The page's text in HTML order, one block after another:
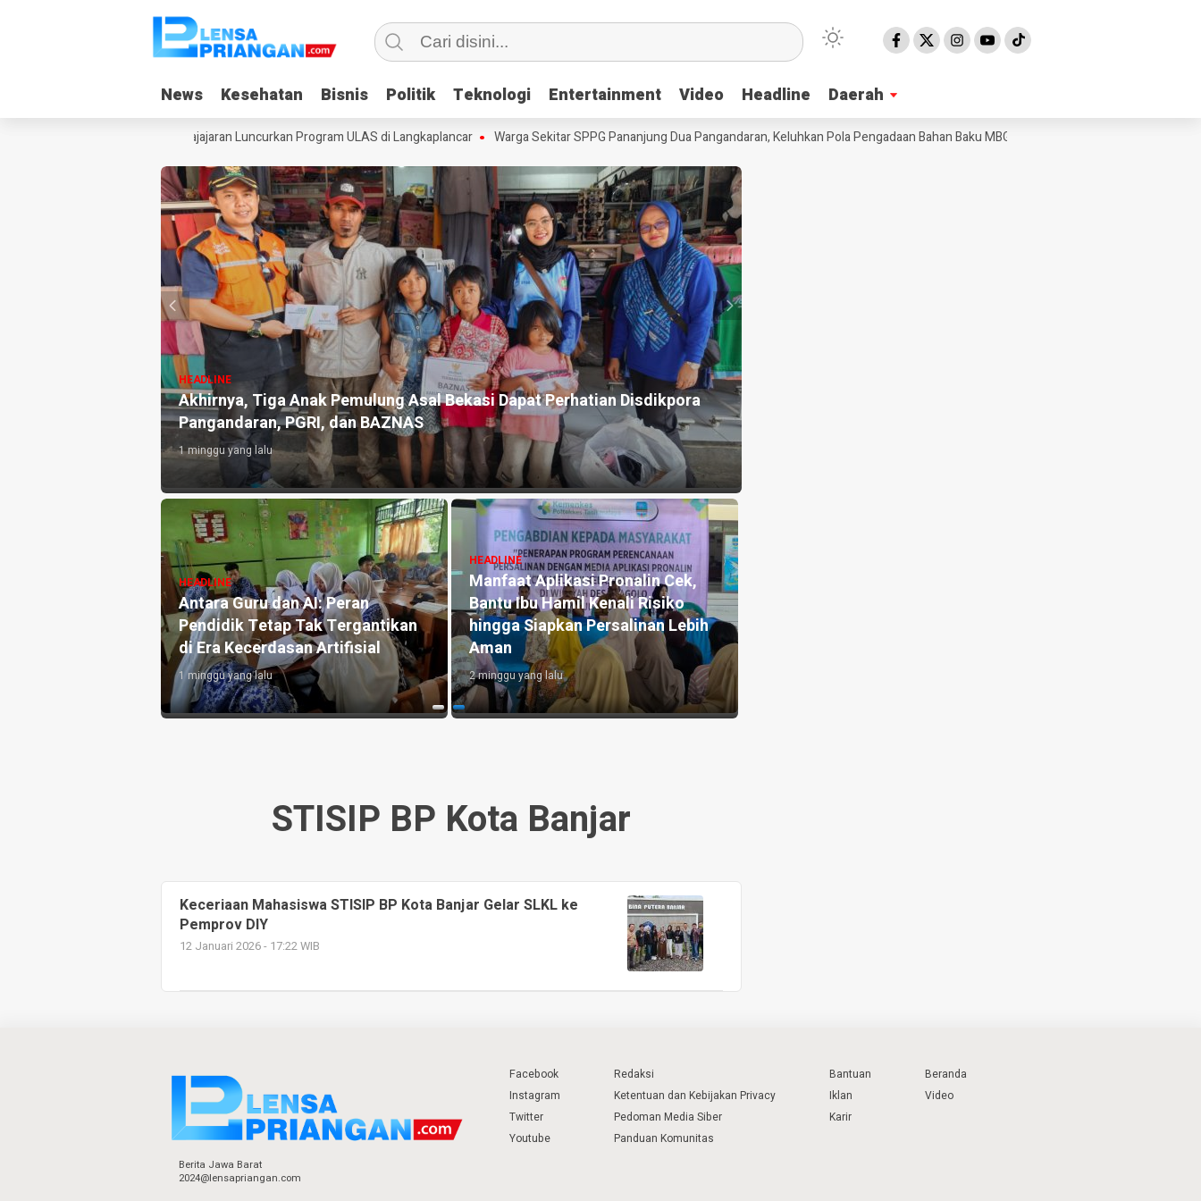
News Kesehatan Bisnis Politik Teknologi Entertainment Video Headline Daerah
News Kesehatan Bisnis Politik Teknologi Entertainment Video Headline Daerah
Yayasan Dangiang Galuh Pajajaran Luncurkan Program ULAS di Langkaplancar Warga Sekitar SPPG Pananjung Dua Pangandaran, Keluhkan Pola Pengadaan Bahan Baku MBG
HEADLINE
Akhirnya, Tiga Anak Pemulung Asal Bekasi Dapat Perhatian Disdikpora
Pangandaran, PGRI, dan BAZNAS
1 minggu yang lalu
HEADLINE
Antara Guru dan AI: Peran
Pendidik Tetap Tak Tergantikan
di Era Kecerdasan Artifisial
1 minggu yang lalu
HEADLINE
Manfaat Aplikasi Pronalin Cek,
Bantu Ibu Hamil Kenali Risiko
hingga Siapkan Persalinan Lebih
Aman
2 minggu yang lalu
STISIP BP Kota Banjar
Keceriaan Mahasiswa STISIP BP Kota Banjar Gelar SLKL ke
Pemprov DIY
12 Januari 2026 - 17:22 WIB
Berita Jawa Barat
2024@lensapriangan.com
Facebook
Instagram
Twitter
Youtube
Redaksi
Ketentuan dan Kebijakan Privacy
Pedoman Media Siber
Panduan Komunitas
Bantuan
Iklan
Karir
Beranda
Video